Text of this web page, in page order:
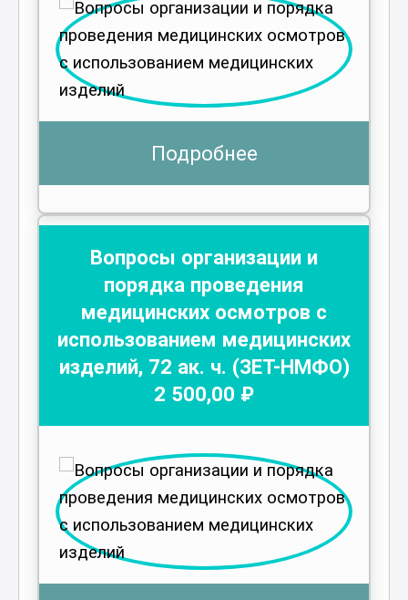
Подробнее
Вопросы организации и
порядка проведения
медицинских осмотров с
использованием медицинских
изделий, 72 ак. ч. (ЗЕТ-НМФО)
2 500,00 ₽